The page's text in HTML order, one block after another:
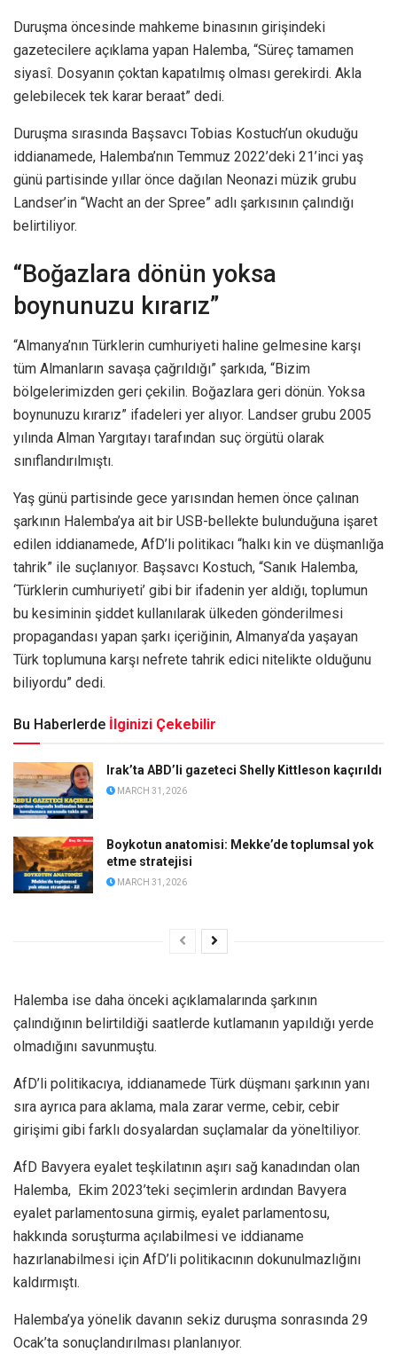
Duruşma öncesinde mahkeme binasının girişindeki
gazetecilere açıklama yapan Halemba, “Süreç tamamen
siyasî. Dosyanın çoktan kapatılmış olması gerekirdi. Akla
gelebilecek tek karar beraat” dedi.
Duruşma sırasında Başsavcı Tobias Kostuch’un okuduğu
iddianamede, Halemba’nın Temmuz 2022’deki 21’inci yaş
günü partisinde yıllar önce dağılan Neonazi müzik grubu
Landser’in “Wacht an der Spree” adlı şarkısının çalındığı
belirtiliyor.
“Boğazlara dönün yoksa
boynunuzu kırarız”
“Almanya’nın Türklerin cumhuriyeti haline gelmesine karşı
tüm Almanların savaşa çağrıldığı” şarkıda, “Bizim
bölgelerimizden geri çekilin. Boğazlara geri dönün. Yoksa
boynunuzu kırarız” ifadeleri yer alıyor. Landser grubu 2005
yılında Alman Yargıtayı tarafından suç örgütü olarak
sınıflandırılmıştı.
Yaş günü partisinde gece yarısından hemen önce çalınan
şarkının Halemba’ya ait bir USB-bellekte bulunduğuna işaret
edilen iddianamede, AfD’li politikacı “halkı kin ve düşmanlığa
tahrik” ile suçlanıyor. Başsavcı Kostuch, “Sanık Halemba,
‘Türklerin cumhuriyeti’ gibi bir ifadenin yer aldığı, toplumun
bu kesiminin şiddet kullanılarak ülkeden gönderilmesi
propagandası yapan şarkı içeriğinin, Almanya’da yaşayan
Türk toplumuna karşı nefrete tahrik edici nitelikte olduğunu
biliyordu” dedi.
Bu Haberlerde İlginizi Çekebilir
Irak’ta ABD’li gazeteci Shelly Kittleson kaçırıldı
MARCH 31, 2026
Boykotun anatomisi: Mekke’de toplumsal yok
etme stratejisi
MARCH 31, 2026
Halemba ise daha önceki açıklamalarında şarkının
çalındığının belirtildiği saatlerde kutlamanın yapıldığı yerde
olmadığını savunmuştu.
AfD’li politikacıya, iddianamede Türk düşmanı şarkının yanı
sıra ayrıca para aklama, mala zarar verme, cebir, cebir
girişimi gibi farklı dosyalardan suçlamalar da yöneltiliyor.
AfD Bavyera eyalet teşkilatının aşırı sağ kanadından olan
Halemba, Ekim 2023’teki seçimlerin ardından Bavyera
eyalet parlamentosuna girmiş, eyalet parlamentosu,
hakkında soruşturma açılabilmesi ve iddianame
hazırlanabilmesi için AfD’li politikacının dokunulmazlığını
kaldırmıştı.
Halemba’ya yönelik davanın sekiz duruşma sonrasında 29
Ocak’ta sonuçlandırılması planlanıyor.